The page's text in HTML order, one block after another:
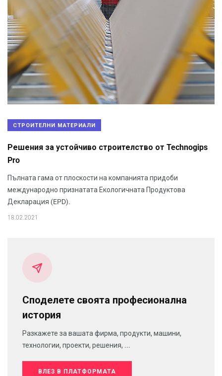
СТРОИТЕЛНИ МАТЕРИАЛИ
Решения за устойчиво строителство от Technogips
Pro
Пълната гама от плоскости на компанията придоби
международно признатата Екологичната Продуктова
Декларация (EPD).
18.02.2021
Споделете своята професионална
история
Разкажете за вашата фирма, продукти, машини,
технологии, проекти, решения, ...
ВЛЕЗ В ПЛАТФОРМАТА